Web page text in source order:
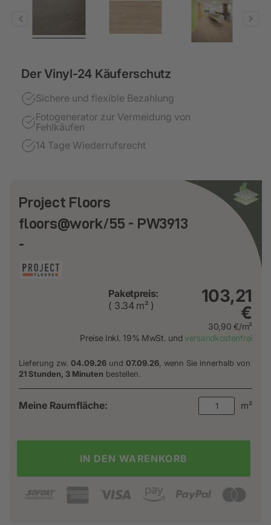
Der Vinyl-24 Käuferschutz
Sichere und flexible Bezahlung
Fotogenerator zur Vermeidung von
Fehlkäufen
14 Tage Wiederrufsrecht
Project Floors
floors@work/55 - PW3913
-
103,21
€
30,90 €/m²
Paketpreis:
( 3.34 m² )
Preise Inkl. 19% MwSt. und versandkostenfrei
Lieferung zw. 04.09.26 und 07.09.26, wenn Sie innerhalb von
21 Stunden, 3 Minuten bestellen.
Meine Raumfläche: m²
IN DEN WARENKORB